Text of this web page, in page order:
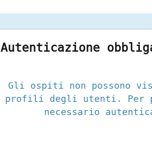
Autenticazione
Gli ospiti non possono
profili degli utenti. Per
necessario